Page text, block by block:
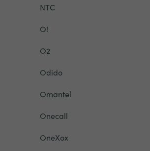
NTC
O!
O2
Odido
Omantel
Onecall
OneXox